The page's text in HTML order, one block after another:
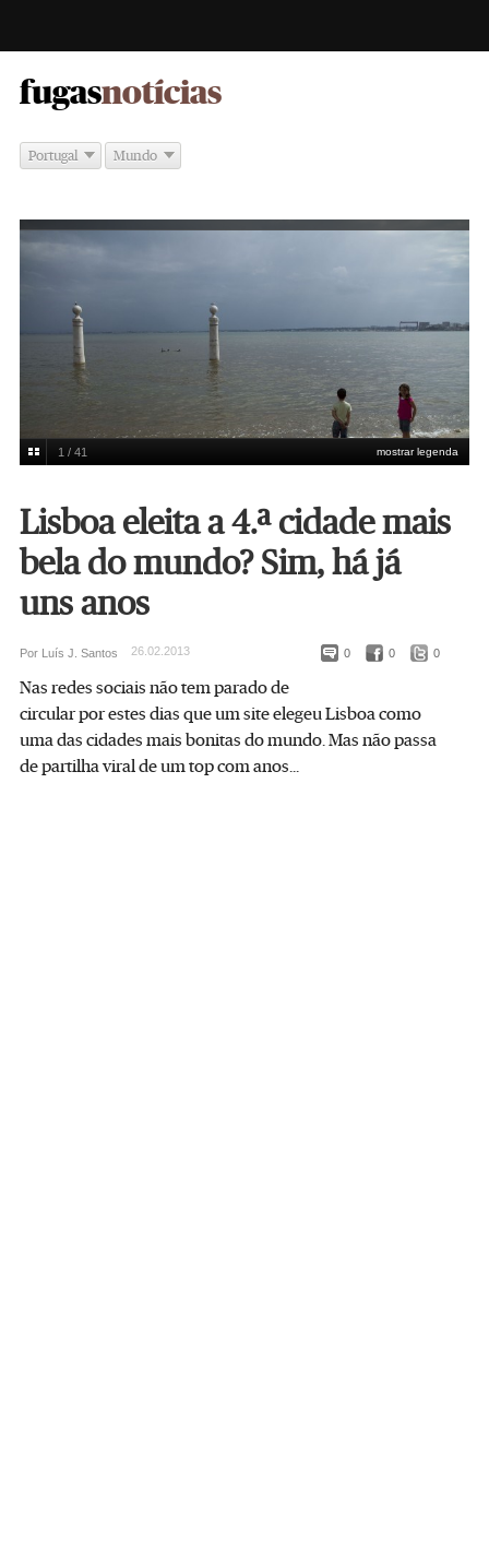
fugas -
notícias
Portugal Mundo
Cais das Colunas
mostrar legenda
1 / 41
Lisboa eleita a 4.ª cidade mais
bela do mundo? Sim, há já
uns anos
0 0 0
Por Luís J. Santos 26.02.2013
Nas redes sociais não tem parado de
circular por estes dias que um site elegeu Lisboa como
uma das cidades mais bonitas do mundo. Mas não passa
de partilha viral de um top com anos...